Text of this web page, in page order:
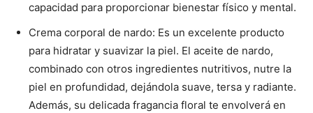
capacidad para proporcionar bienestar físico y mental.
Crema corporal de nardo: Es un excelente producto
para hidratar y suavizar la piel. El aceite de nardo,
combinado con otros ingredientes nutritivos, nutre la
piel en profundidad, dejándola suave, tersa y radiante.
Además, su delicada fragancia floral te envolverá en